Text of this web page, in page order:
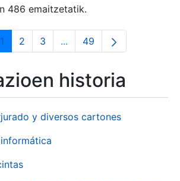
486 emaitzetatik.
Orrialdea
1 Orrialdea
2 Orrialdea
3 ...Intermediate Pages Use
Orrialdea
49
historia
y diversos cartones